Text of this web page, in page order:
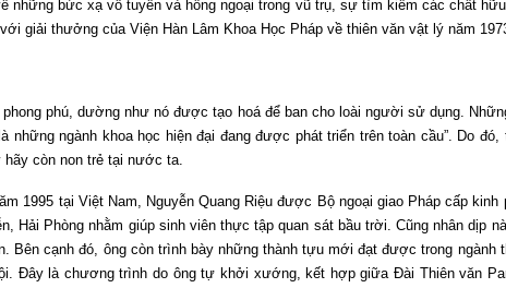
những bức xạ vô tuyến và hồng ngoại trong vũ trụ, sự tìm kiếm các chất
giải thưởng của Viện Hàn Lâm Khoa Học Pháp về thiên văn vật lý năm
phú, dường như nó được tạo hoá để ban cho loài người sử dụng.
ngành khoa học hiện đại đang được phát triển trên toàn cầu”. Do
còn non trẻ tại nước ta.
1995 tại Việt Nam, Nguyễn Quang Riệu được Bộ ngoại giao Pháp cấp
Hải Phòng nhằm giúp sinh viên thực tập quan sát bầu trời. Cũng nhân dịp
Bên cạnh đó, ông còn trình bày những thành tựu mới đạt được trong
Đây là chương trình do ông tự khởi xướng, kết hợp giữa Đài Thiên văn